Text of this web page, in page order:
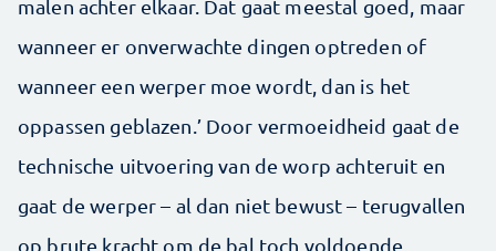
malen achter elkaar. Dat gaat meestal goed, maar
wanneer er onverwachte dingen optreden of
wanneer een werper moe wordt, dan is het
oppassen geblazen.’ Door vermoeidheid gaat de
technische uitvoering van de worp achteruit en
gaat de werper – al dan niet bewust – terugvallen
op brute kracht om de bal toch voldoende